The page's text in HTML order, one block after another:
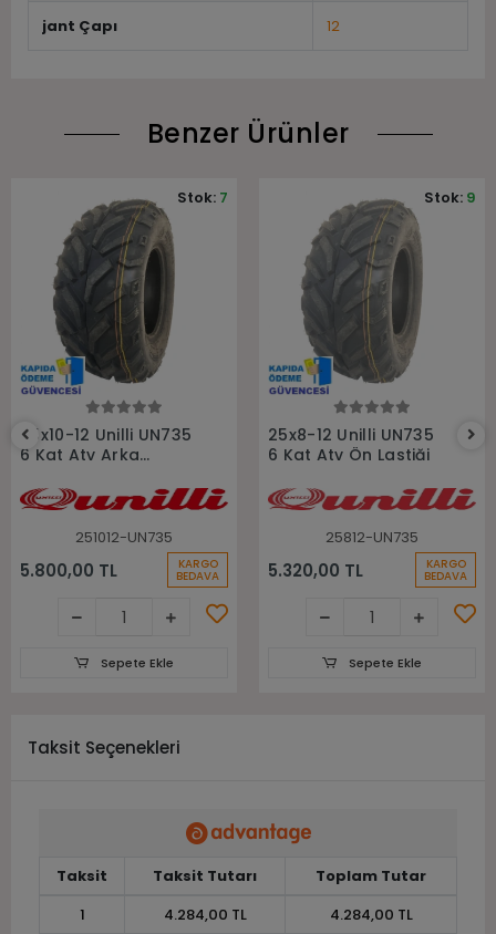
jant Çapı 12
Benzer Ürünler
25x10-12 Unilli UN735
6 Kat Atv Arka
251012-UN735
5.800,00 TL KARGO
BEDAVA
Stok: 7
Sepete Ekle
25x8-12 Unilli UN735
6 Kat Atv Ön Lastiği
25812-UN735
5.320,00 TL KARGO
BEDAVA
Stok: 9
Sepete Ekle
Taksit Seçenekleri
Taksit Taksit Tutarı
Toplam Tutar
1
4.284,00 TL 4.284,00 TL